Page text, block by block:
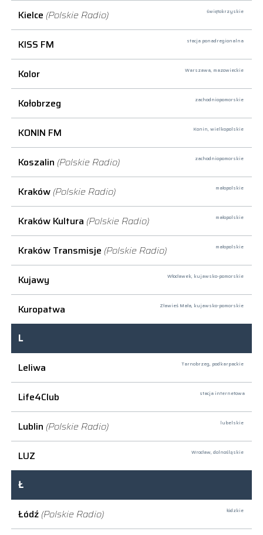
Kielce (Polskie Radio) świętokrzyskie
KISS FM stacja ponadregionalna
Kolor Warszawa, mazowieckie
Kołobrzeg zachodniopomorskie
KONIN FM Konin, wielkopolskie
Koszalin (Polskie Radio) zachodniopomorskie
Kraków (Polskie Radio) małopolskie
Kraków Kultura (Polskie Radio) małopolskie
Kraków Transmisje (Polskie Radio) małopolskie
Kujawy Włocławek, kujawsko-pomorskie
Kuropatwa Zławieś Mała, kujawsko-pomorskie
L
Leliwa
Tarnobrzeg, podkarpackie
Life4Club stacja internetowa
Lublin (Polskie Radio) lubelskie
LUZ Wrocław, dolnośląskie
Ł
Łódź (Polskie Radio) łódzkie